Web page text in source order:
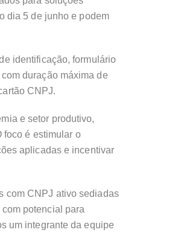
dia 5 de junho e podem
identificação, formulário
duração máxima de
CNPJ.
e setor produtivo,
foco é estimular o
aplicadas e incentivar
com CNPJ ativo sediadas
potencial para
um integrante da equipe